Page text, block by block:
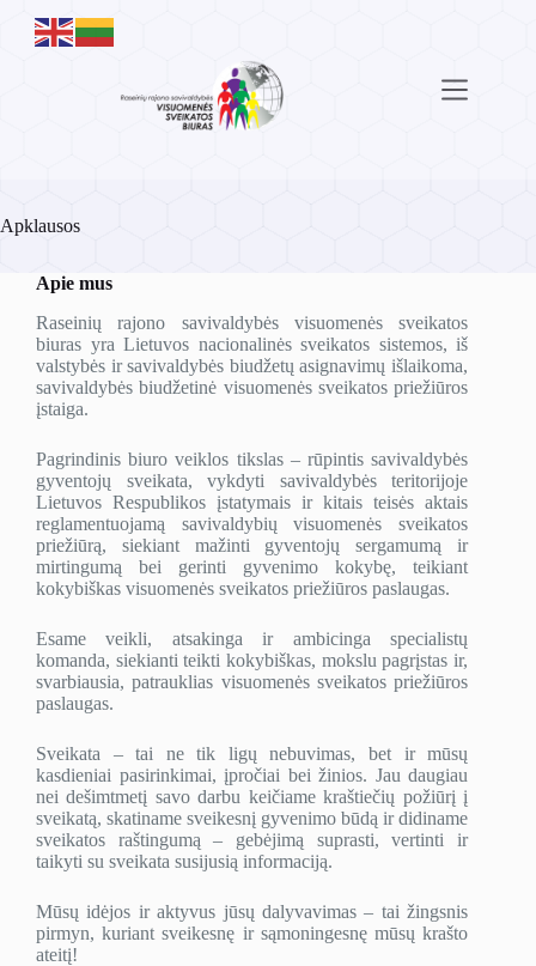
content
Apklausos
Apie mus
Raseinių rajono savivaldybės visuomenės sveikatos
biuras yra Lietuvos nacionalinės sveikatos sistemos, iš
valstybės ir savivaldybės biudžetų asignavimų išlaikoma,
savivaldybės biudžetinė visuomenės sveikatos priežiūros
įstaiga.
Pagrindinis biuro veiklos tikslas – rūpintis savivaldybės
gyventojų sveikata, vykdyti savivaldybės teritorijoje
Lietuvos Respublikos įstatymais ir kitais teisės aktais
reglamentuojamą savivaldybių visuomenės sveikatos
priežiūrą, siekiant mažinti gyventojų sergamumą ir
mirtingumą bei gerinti gyvenimo kokybę, teikiant
kokybiškas visuomenės sveikatos priežiūros paslaugas.
Esame veikli, atsakinga ir ambicinga specialistų
komanda, siekianti teikti kokybiškas, mokslu pagrįstas ir,
svarbiausia, patrauklias visuomenės sveikatos priežiūros
paslaugas.
Sveikata – tai ne tik ligų nebuvimas, bet ir mūsų
kasdieniai pasirinkimai, įpročiai bei žinios. Jau daugiau
nei dešimtmetį savo darbu keičiame kraštiečių požiūrį į
sveikatą, skatiname sveikesnį gyvenimo būdą ir didiname
sveikatos raštingumą – gebėjimą suprasti, vertinti ir
taikyti su sveikata susijusią informaciją.
Mūsų idėjos ir aktyvus jūsų dalyvavimas – tai žingsnis
pirmyn, kuriant sveikesnę ir sąmoningesnę mūsų krašto
ateitį!